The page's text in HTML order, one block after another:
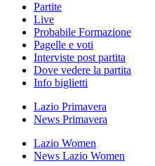
Partite
Live
Probabile Formazione
Pagelle e voti
Interviste post partita
Dove vedere la partita
Info biglietti
Lazio Primavera
News Primavera
Lazio Women
News Lazio Women